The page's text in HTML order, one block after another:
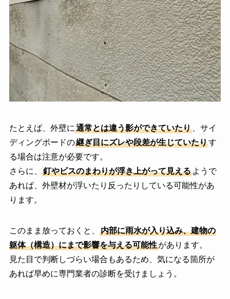
たとえば、外壁に 通常とは違う影ができていたり、サイ
ディングボードの継ぎ目にズレや段差が生じていたりす
る場合は注意が必要です。
さらに、
釘やビスのまわりが浮き上がって見えるようで
あれば、外壁材が浮いたり反ったりしている可能性があ
ります。
このまま放っておくと、
内部に雨水が入り込み、建物の
躯体（構造）にまで影響を与える可能性があります。
見た目で判断しづらい場合もあるため、気になる箇所が
あれば早めに専門業者の診断を受けましょう。